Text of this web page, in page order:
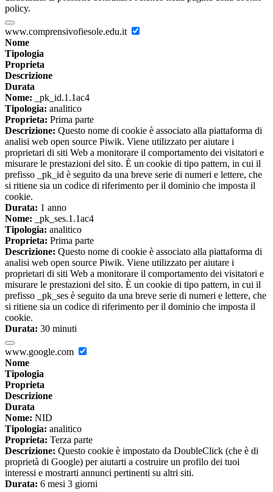
policy.
www.comprensivofiesole.edu.it
Nome
Tipologia
Proprieta
Descrizione
Durata
Nome: _pk_id.1.1ac4
Tipologia: analitico
Proprieta: Prima parte
Descrizione: Questo nome di cookie è associato alla piattaforma di
analisi web open source Piwik. Viene utilizzato per aiutare i
proprietari di siti Web a monitorare il comportamento dei visitatori e
misurare le prestazioni del sito. È un cookie di tipo pattern, in cui il
prefisso _pk_id è seguito da una breve serie di numeri e lettere, che
si ritiene sia un codice di riferimento per il dominio che imposta il
cookie.
Durata: 1 anno
Nome: _pk_ses.1.1ac4
Tipologia: analitico
Proprieta: Prima parte
Descrizione: Questo nome di cookie è associato alla piattaforma di
analisi web open source Piwik. Viene utilizzato per aiutare i
proprietari di siti Web a monitorare il comportamento dei visitatori e
misurare le prestazioni del sito. È un cookie di tipo pattern, in cui il
prefisso _pk_ses è seguito da una breve serie di numeri e lettere, che
si ritiene sia un codice di riferimento per il dominio che imposta il
cookie.
Durata: 30 minuti
www.google.com
Nome
Tipologia
Proprieta
Descrizione
Durata
Nome: NID
Tipologia: analitico
Proprieta: Terza parte
Descrizione: Questo cookie è impostato da DoubleClick (che è di
proprietà di Google) per aiutarti a costruire un profilo dei tuoi
interessi e mostrarti annunci pertinenti su altri siti.
Durata: 6 mesi 3 giorni